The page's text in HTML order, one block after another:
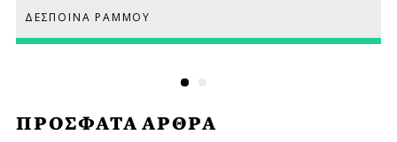
ΠΡΟΣΦΑΤΑ ΑΡΘΡΑ
ΔΕΣΠΟΙΝΑ ΡΑΜΜΟΥ